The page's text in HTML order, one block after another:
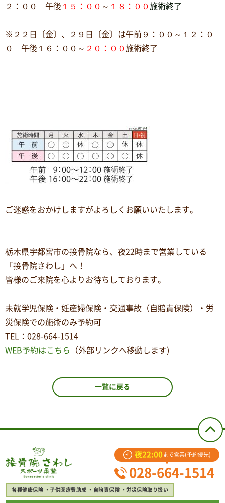
２：００ 午後 １５：００ ～ １８：００施術終了
※２２日〔金〕、２９日〔金〕は午前９：００～１２：０
０ 午後１６：００～ ２０：００施術終了
ご迷惑をおかけしますがよろしくお願いいたします。
栃木県宇都宮市の接骨院なら、夜22時まで営業している
「接骨院さわし」へ！
皆様のご来院を心よりお待ちしております。
未就学児保険・妊産婦保険・交通事故（自賠責保険）・労
災保険での施術のみ予約可
TEL
： 028-664-1514
WEB予約はこちら
（外部リンクへ移動します)
一覧に戻る
夜22:00 まで営業(予約優先)
028-664-1514
各種健康保険 子供医療費助成 自賠責保険 労災保険取り扱い